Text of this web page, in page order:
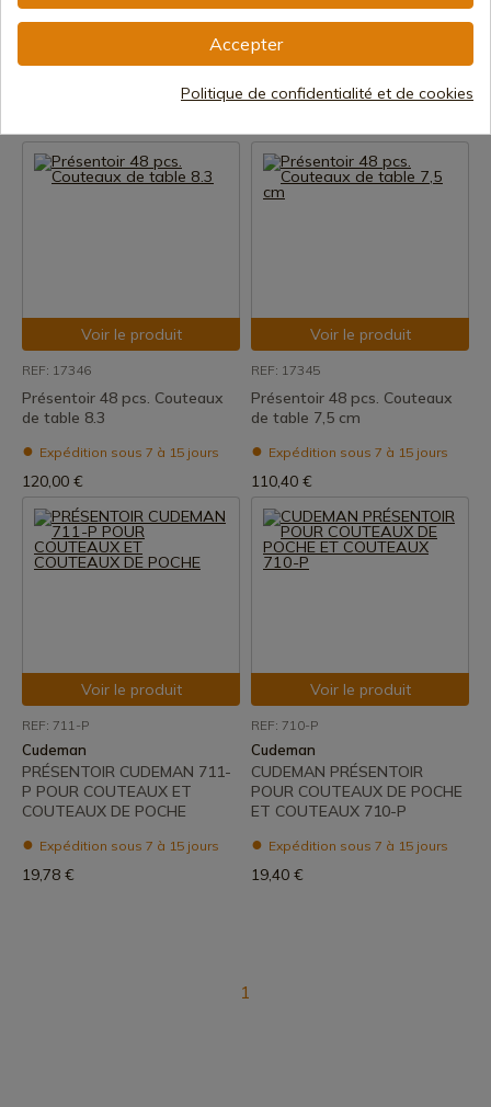
Couteaux Table Neg
Expédition sous 7 à 15 jours
Présentoir 48 couteaux de
table 10 cm
Expédition sous 7 à 15 jours
Voir le produit
REF: 17346
Présentoir 48 pcs. Couteaux
de table 8.3
Expédition sous 7 à 15 jours
120,00 €
Voir le produit
REF: 17345
Présentoir 48 pcs. Couteaux
de table 7,5 cm
Expédition sous 7 à 15 jours
110,40 €
Voir le produit
REF: 711-P
Cudeman
PRÉSENTOIR CUDEMAN 711-
P POUR COUTEAUX ET
COUTEAUX DE POCHE
Expédition sous 7 à 15 jours
19,78 €
Voir le produit
REF: 710-P
Cudeman
CUDEMAN PRÉSENTOIR
POUR COUTEAUX DE POCHE
ET COUTEAUX 710-P
Expédition sous 7 à 15 jours
19,40 €
1
Accepter
Politique de confidentialité et de cookies